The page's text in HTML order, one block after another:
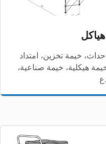
خيمة تخزين، امتداد
هيكلية، خيمة صناعية،